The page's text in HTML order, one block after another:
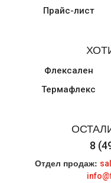
Прайс-лист
Флексален
Термафлекс
8
Отдел продаж: